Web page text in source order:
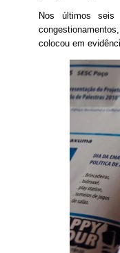
Nos últimos seis
colocou em